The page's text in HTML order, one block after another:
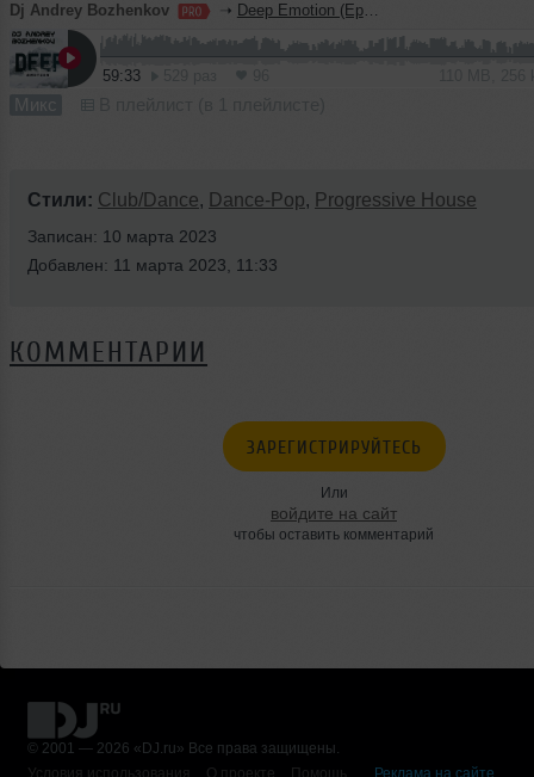
Dj Andrey Bozhenkov ➝ Deep Emotion (Episode 096)
59:33
Микс
Стили: Club/Dance, Dance-Pop, Progressive House
Записан: 10 марта 2023
Добавлен: 11 марта 2023, 11:33
КОММЕНТАРИИ
ЗАРЕГИСТРИРУЙТЕСЬ
Или
войдите на сайт
чтобы оставить комментарий
© 2001 — 2026 «DJ.ru» Все права защищены.
Условия использования
О проекте Помощь
Реклама на сайте